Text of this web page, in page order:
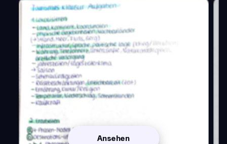
Ansehen